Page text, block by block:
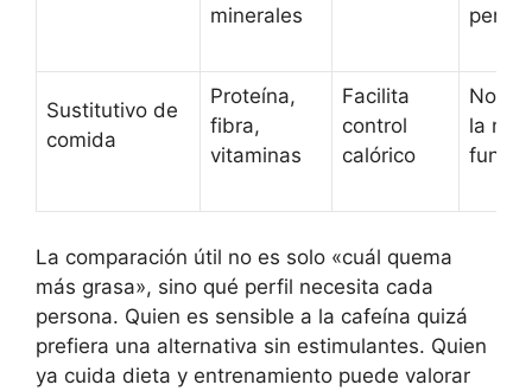
minerales
Sustitutivo de
comida
Proteína,
fibra,
vitaminas
Facilita
control
calórico
No
la
La comparación útil no es solo «cuál quema
más grasa», sino qué perfil necesita cada
persona. Quien es sensible a la cafeína quizá
prefiera una alternativa sin estimulantes. Quien
ya cuida dieta y entrenamiento puede valorar